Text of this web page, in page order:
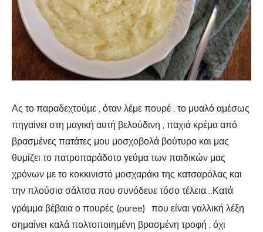
Ας το παραδεχτούμε , όταν λέμε πουρέ , το μυαλό αμέσως
πηγαίνει στη μαγική αυτή βελούδινη , παχιά κρέμα από
βρασμένες πατάτες μου μοσχοβολά βούτυρο και μας
θυμίζει το πατροπαράδοτο γεύμα των παιδικών μας
χρόνων με το κοκκινιστό μοσχαράκι της κατσαρόλας και
την πλούσια σάλτσα που συνόδευε τόσο τέλεια…Κατά
γράμμα βέβαια ο πουρές (puree) που είναι γαλλική λέξη
σημαίνει καλά πολτοποιημένη βρασμένη τροφή , όχι